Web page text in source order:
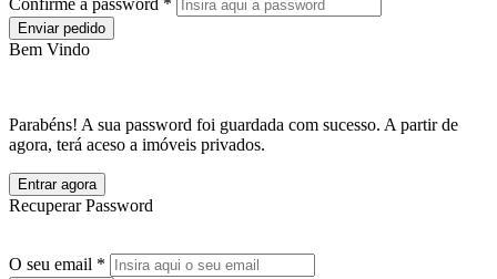
Confirme a password *
Enviar pedido
Bem Vindo
Parabéns! A sua password foi guardada com sucesso. A partir de
agora, terá aceso a imóveis privados.
Entrar agora
Recuperar Password
O seu email *